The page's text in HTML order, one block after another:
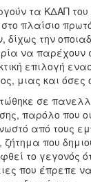
τα ΚΔΑΠ
πλαίσιο
την
να
επιλογή
μιας και όσες
σε
παρόλο που
από τους
που
το γεγονός
που έπρεπε